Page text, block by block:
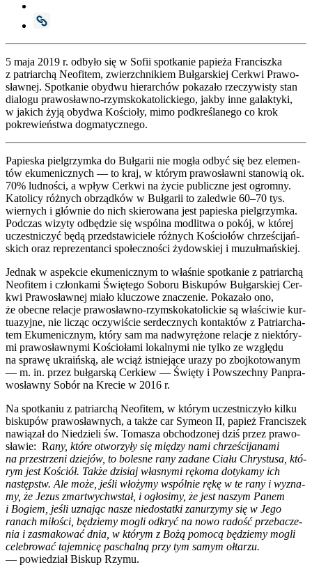
5 maja 2019 r. odby­ło się w Sofii spo­tka­nie papie­ża Fran­cisz­ka
z patriar­chą Neo­fi­tem, zwierzch­ni­kiem Buł­gar­skiej Cer­kwi Pra­wo­
sław­nej. Spo­tka­nie oby­dwu hie­rar­chów poka­za­ło rze­czy­wi­sty stan
dia­lo­gu pra­wo­sław­no-rzym­sko­ka­to­lic­kie­go, jak­by inne galak­ty­ki,
w jakich żyją oby­dwa Kościo­ły, mimo pod­kre­śla­ne­go co krok
pokre­wień­stwa dogma­tycz­ne­go.
Papie­ska piel­grzym­ka do Buł­ga­rii nie mogła odbyć się bez ele­men­
tów eku­me­nicz­nych — to kraj, w któ­rym pra­wo­sław­ni sta­no­wią ok.
70% lud­no­ści, a wpływ Cer­kwi na życie publicz­ne jest ogrom­ny.
Kato­li­cy róż­nych obrząd­ków w Buł­ga­rii to zale­d­wie 60–70 tys.
wier­nych i głów­nie do nich skie­ro­wa­na jest papie­ska piel­grzym­ka.
Pod­czas wizy­ty odbę­dzie się wspól­na modli­twa o pokój, w któ­rej
uczest­ni­czyć będą przed­sta­wi­cie­le róż­nych Kościo­łów chrze­ści­jań­
skich oraz repre­zen­tan­ci spo­łecz­no­ści żydow­skiej i muzuł­mań­skiej.
Jed­nak w aspek­cie eku­me­nicz­nym to wła­śnie spo­tka­nie z patriar­chą
Neo­fi­tem i człon­ka­mi Świę­te­go Sobo­ru Bisku­pów Buł­gar­skiej Cer­
kwi Pra­wo­sław­nej mia­ło klu­czo­we zna­cze­nie. Poka­za­ło ono,
że obec­ne rela­cje pra­wo­sław­no-rzym­sko­ka­to­lic­kie są wła­ści­wie kur­
tu­azyj­ne, nie licząc oczy­wi­ście ser­decz­nych kon­tak­tów z Patriar­cha­
tem Eku­me­nicz­nym, któ­ry sam ma nad­wy­rę­żo­ne rela­cje z nie­któ­ry­
mi pra­wo­sław­ny­mi Kościo­ła­mi lokal­ny­mi nie tyl­ko ze wzglę­du
na spra­wę ukra­iń­ską, ale wciąż ist­nie­ją­ce ura­zy po zboj­ko­to­wa­nym
— m. in. przez buł­gar­ską Cer­kiew — Świę­ty i Powszech­ny Pan­pra­
wo­sław­ny Sobór na Kre­cie w 2016 r.
Na spo­tka­niu z patriar­chą Neo­fi­tem, w któ­rym uczest­ni­czy­ło kil­ku
bisku­pów pra­wo­sław­nych, a tak­że car Syme­on II, papież Fran­ci­szek
nawią­zał do Nie­dzie­li św. Toma­sza obcho­dzo­nej dziś przez pra­wo­
sła­wie: Rany, któ­re otwo­rzy­ły się mię­dzy nami chrze­ści­ja­na­mi
na prze­strze­ni dzie­jów, to bole­sne rany zada­ne Cia­łu Chry­stu­sa, któ­
rym jest Kościół. Tak­że dzi­siaj wła­sny­mi ręko­ma doty­ka­my ich
następstw. Ale może, jeśli wło­ży­my wspól­nie rękę w te rany i wyzna­
my, że Jezus zmar­twych­wstał, i ogło­si­my, że jest naszym Panem
i Bogiem, jeśli uzna­jąc nasze nie­do­stat­ki zanu­rzy­my się w Jego
ranach miło­ści, będzie­my mogli odkryć na nowo radość prze­ba­cze­
nia i zasma­ko­wać dnia, w któ­rym z Bożą pomo­cą będzie­my mogli
cele­bro­wać tajem­ni­cę pas­chal­ną przy tym samym ołta­rzu.
— powie­dział Biskup Rzy­mu.